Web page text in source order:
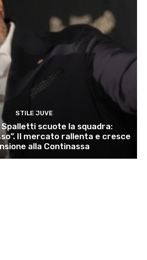
STILE JUVE
scuote la squadra:
Il mercato rallenta e cresce
alla Continassa